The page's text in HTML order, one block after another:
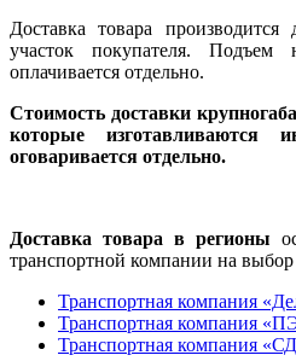
Доставка товара
участок покупателя. Подъем
оплачивается отдельно.
Стоимость доставки
которые изготавливаются
оговаривается отдельно.
Доставка товара в регионы
транспортной компании на выбор
Транспортная компания
Транспортная компания
Транспортная компания